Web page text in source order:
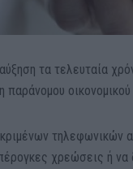
τα τελευταία
τηλεφωνικών
χρεώσεις ή να